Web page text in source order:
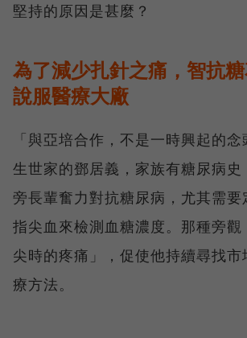
堅持的原因是甚麼？
為了減少扎針之痛，智抗
說服醫療大廠
「與亞培合作，不是一時興起的
生世家的鄧居義，家族有糖尿病史
旁長輩奮力對抗糖尿病，尤其需要
指尖血來檢測血糖濃度。那種旁觀
尖時的疼痛」，促使他持續尋找
療方法。